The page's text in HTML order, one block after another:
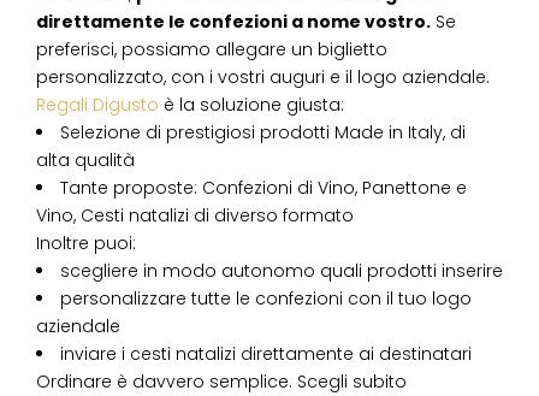
direttamente le confezioni a nome vostro. Se
preferisci, possiamo allegare un biglietto
personalizzato, con i vostri auguri e il logo aziendale.
Regali Digusto è la soluzione giusta:
Selezione di prestigiosi prodotti Made in Italy, di
alta qualità
Tante proposte: Confezioni di Vino, Panettone e
Vino, Cesti natalizi di diverso formato
Inoltre puoi:
scegliere in modo autonomo quali prodotti inserire
personalizzare tutte le confezioni con il tuo logo
aziendale
inviare i cesti natalizi direttamente ai destinatari
Ordinare è davvero semplice. Scegli subito